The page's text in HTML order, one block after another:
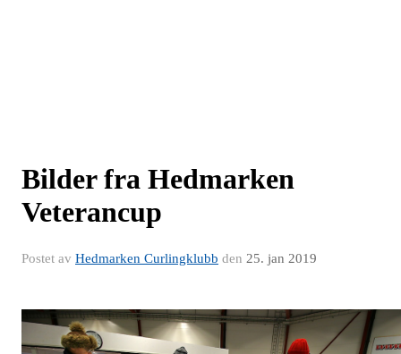
Bilder fra Hedmarken
Veterancup
Postet av Hedmarken Curlingklubb den 25. jan 2019